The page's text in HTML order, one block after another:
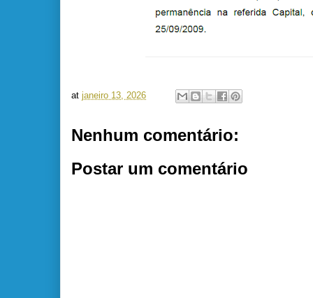
at janeiro 13, 2026
Nenhum comentário:
Postar um comentário